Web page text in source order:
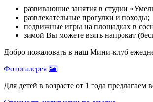
развивающие занятия в студии
развлекательные прогулки и походы;
подвижные игры на площадках в
зимой Вы можете взять напрокат
Добро пожаловать в наш Мини-клуб
Фотогалерея
Для детей в возрасте от 1 года предлагаем